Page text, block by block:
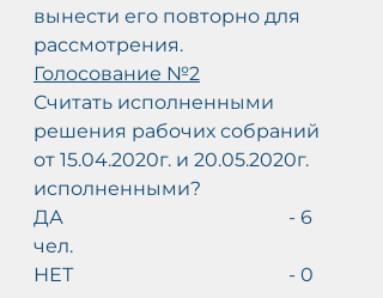
вынести его повторно для
рассмотрения.
Голосование №2
Считать исполненными
решения рабочих собраний
от 15.04.2020г. и 20.05.2020г.
исполненными?
ДА                                               - 6
чел.
НЕТ                                             - 0